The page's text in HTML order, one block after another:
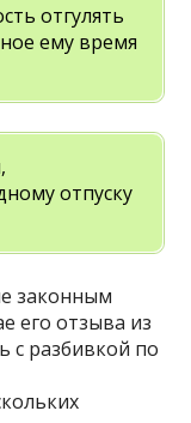
отгулять
ему время
отпуску
законным
его отзыва из
с разбивкой по